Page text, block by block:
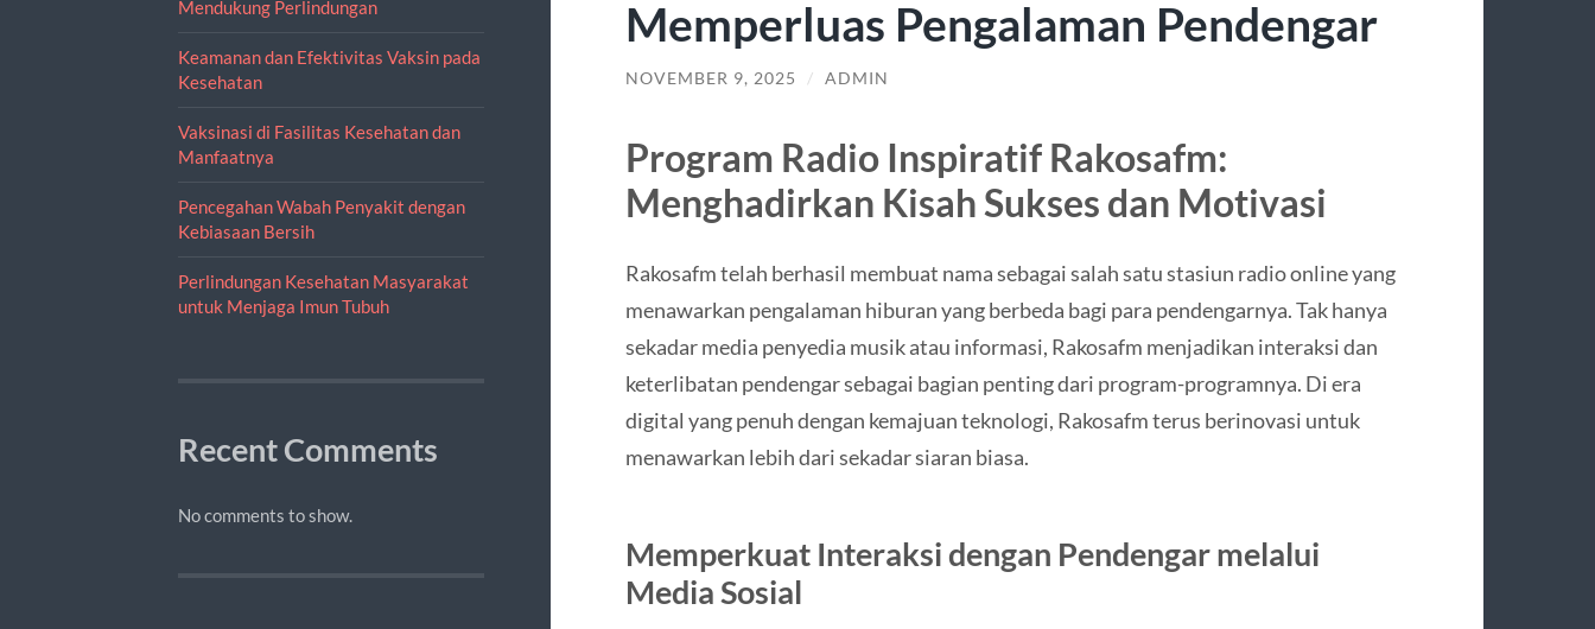
Mendukung Perlindungan
Keamanan dan Efektivitas Vaksin pada
Kesehatan
Vaksinasi di Fasilitas Kesehatan dan
Manfaatnya
Pencegahan Wabah Penyakit dengan
Kebiasaan Bersih
Perlindungan Kesehatan Masyarakat
untuk Menjaga Imun Tubuh
Recent Comments
No comments to show.
Memperluas Pengalaman Pendengar
NOVEMBER 9, 2025 / ADMIN
Program Radio Inspiratif Rakosafm:
Menghadirkan Kisah Sukses dan Motivasi
Rakosafm telah berhasil membuat nama sebagai salah satu stasiun radio online yang
menawarkan pengalaman hiburan yang berbeda bagi para pendengarnya. Tak hanya
sekadar media penyedia musik atau informasi, Rakosafm menjadikan interaksi dan
keterlibatan pendengar sebagai bagian penting dari program-programnya. Di era
digital yang penuh dengan kemajuan teknologi, Rakosafm terus berinovasi untuk
menawarkan lebih dari sekadar siaran biasa.
Memperkuat Interaksi dengan Pendengar melalui
Media Sosial